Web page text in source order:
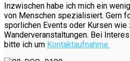
Inzwischen habe ich mich ein
von Menschen spezialisiert. Gern
sporlichen Events oder Kursen wie
Wanderveranstaltungen. Bei
bitte ich um Kontaktaufnahme